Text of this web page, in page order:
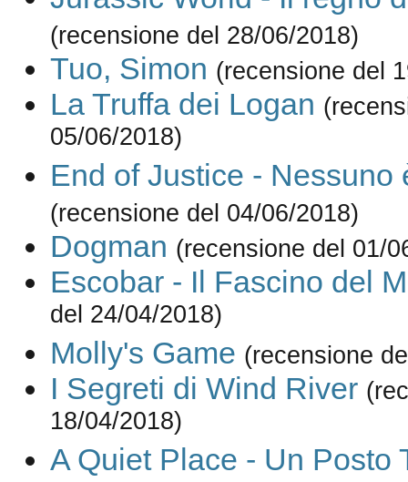
(recensione del 28/06/2018)
Tuo, Simon (recensione del
La Truffa dei Logan
05/06/2018)
End of Justice - Nessuno
(recensione del 04/06/2018)
Dogman (recensione del 01/
Escobar - Il Fascino del
del 24/04/2018)
Molly's Game (recensione
I Segreti di Wind River
18/04/2018)
A Quiet Place - Un Posto